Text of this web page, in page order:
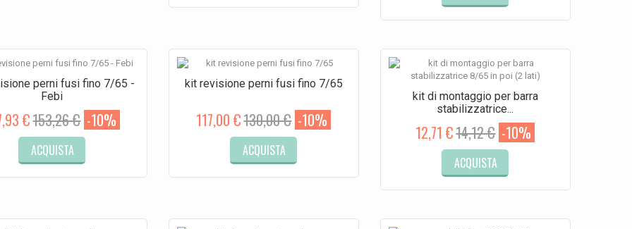
perni fusi fino 7/65 -
Febi
€153,26 € -10%
ACQUISTA
kit revisione perni fusi fino 7/65
117,00 €130,00 € -10%
ACQUISTA
kit di montaggio per barra
stabilizzatrice...
12,71 €14,12 € -10%
ACQUISTA